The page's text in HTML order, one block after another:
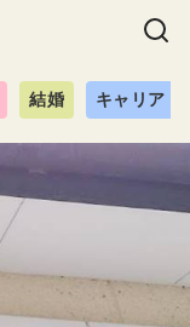
結婚 キャリア